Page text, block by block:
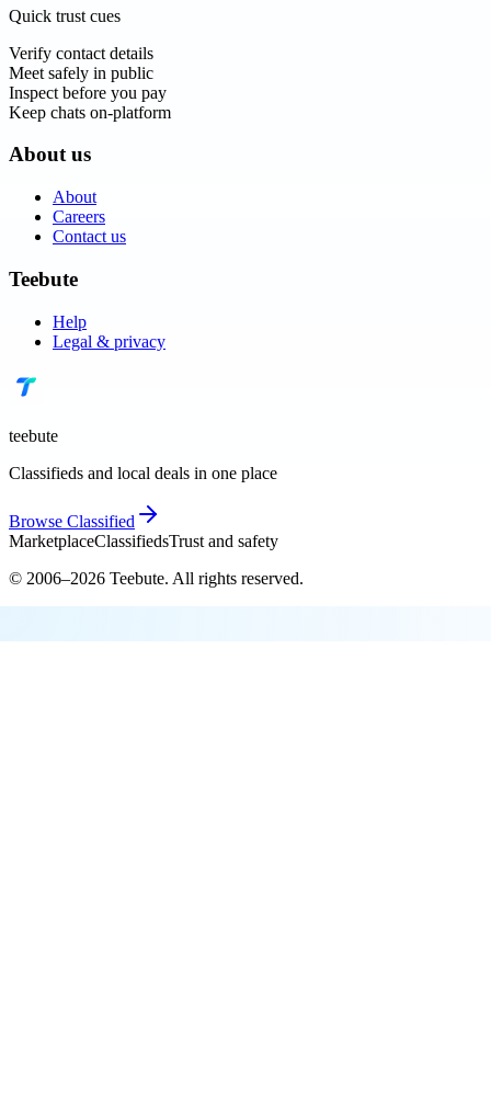
Quick trust cues
Verify contact details
Meet safely in public
Inspect before you pay
Keep chats on-platform
About us
About
Careers
Contact us
Teebute
Help
Legal & privacy
teebute
Classifieds and local deals in one place
Browse Classified
MarketplaceClassifiedsTrust and safety
© 2006–2026 Teebute. All rights reserved.